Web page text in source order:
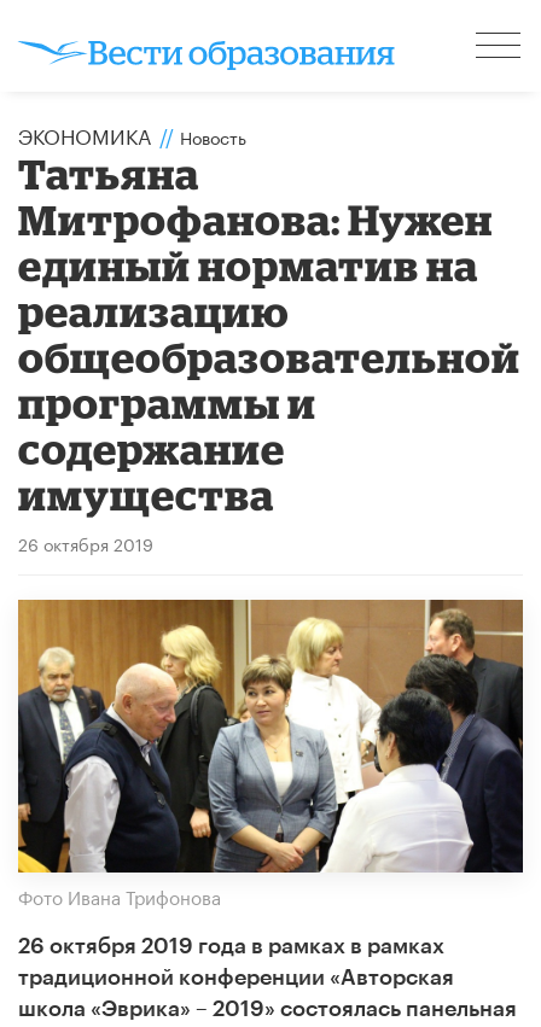
ЭКОНОМИКА // Новость
Татьяна
Митрофанова: Нужен
единый норматив на
реализацию
общеобразовательной
программы и
содержание
имущества
26 октября 2019
Фото Ивана Трифонова
26 октября 2019 года в рамках в рамках
традиционной конференции «Авторская
школа «Эврика» – 2019» состоялась панельная